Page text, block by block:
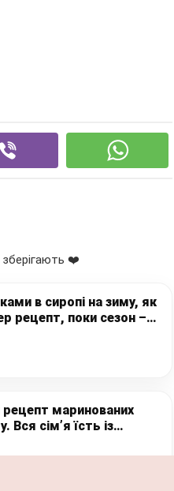
❤️
в сиропі на зиму, як
рецепт, поки сезон –
(частинки яблук,
цілими і
маринованих
Вся сім’я їсть із